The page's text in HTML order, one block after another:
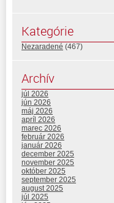
Kategórie
Nezaradené (467)
Archív
júl 2026
jún 2026
máj 2026
apríl 2026
marec 2026
február 2026
január 2026
december 2025
november 2025
október 2025
september 2025
august 2025
júl 2025